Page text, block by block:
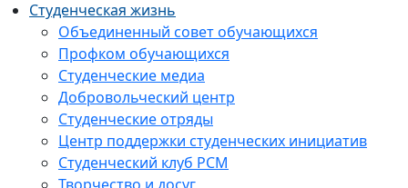
Студенческая жизнь
Объединенный совет обучающихся
Профком обучающихся
Студенческие медиа
Добровольческий центр
Студенческие отряды
Центр поддержки студенческих инициатив
Студенческий клуб РСМ